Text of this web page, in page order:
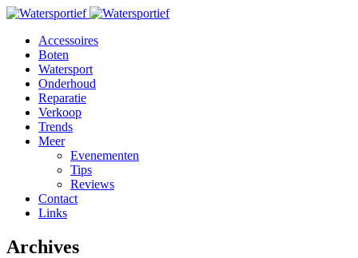
Accessoires
Boten
Watersport
Onderhoud
Reparatie
Verkoop
Trends
Meer
Evenementen
Tips
Reviews
Contact
Links
Archives